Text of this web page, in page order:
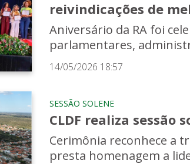
reivindicações de
Aniversário da RA foi
parlamentares,
14/05/2026 18:57
SESSÃO SOLENE
CLDF realiza sessão
Cerimônia reconhece a
presta homenagem a